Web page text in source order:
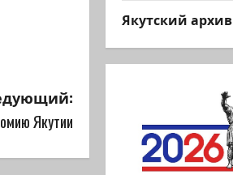
Якутии
Якутский архив